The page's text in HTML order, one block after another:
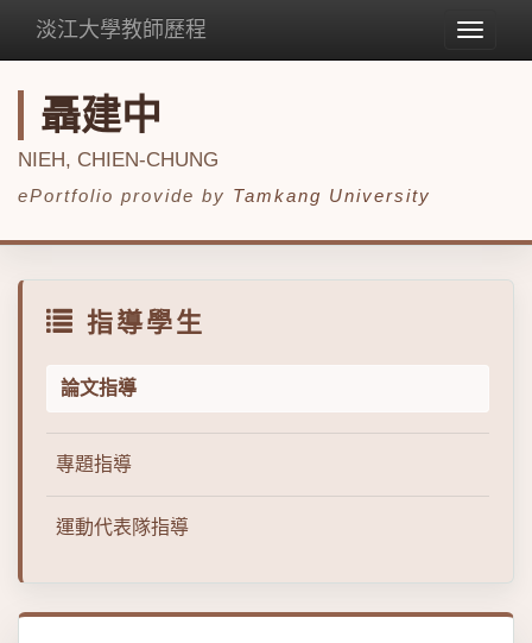
Toggle
淡江大學教師歷程
聶建中
NIEH, CHIEN-CHUNG
ePortfolio provide by Tamkang University
指導學生
論文指導
專題指導
運動代表隊指導